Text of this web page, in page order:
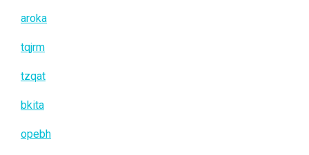
aroka
tqjrm
tzqat
bkita
opebh